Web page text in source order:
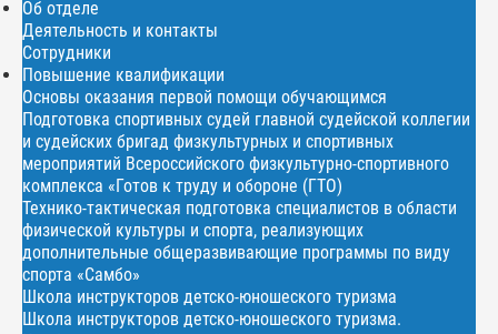
Об отделе
Деятельность и контакты
Сотрудники
Повышение квалификации
Основы оказания первой помощи обучающимся
Подготовка спортивных судей главной судейской коллегии
и судейских бригад физкультурных и спортивных
мероприятий Всероссийского физкультурно-спортивного
комплекса «Готов к труду и обороне (ГТО)
Технико-тактическая подготовка специалистов в области
физической культуры и спорта, реализующих
дополнительные общеразвивающие программы по виду
спорта «Самбо»
Школа инструкторов детско-юношеского туризма
Школа инструкторов детско-юношеского туризма.